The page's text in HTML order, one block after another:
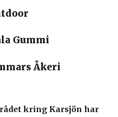
Gummi
Åkeri
kring Karsjön har